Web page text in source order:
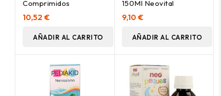
Comprimidos
10,52 €
AÑADIR AL CARRITO
150Ml Neovital
9,10 €
AÑADIR AL CARRITO